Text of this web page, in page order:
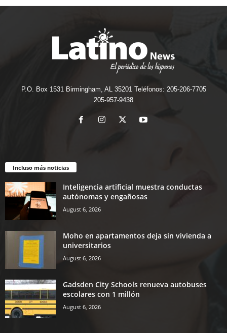
P.O. Box 1531 Birmingham, AL 35201 Teléfonos: 205-206-7705
205-957-9438
Incluso más noticias
Inteligencia artificial muestra conductas
autónomas y engañosas
August 6, 2026
Moho en apartamentos deja sin vivienda a
universitarios
August 6, 2026
Gadsden City Schools renueva autobuses
escolares con 1 millón
August 6, 2026